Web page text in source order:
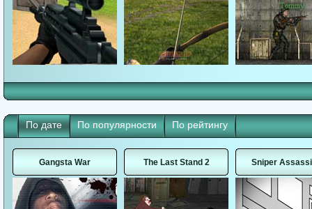
По дате По популярности По рейтингу
Gangsta War The Last Stand 2 Sniper